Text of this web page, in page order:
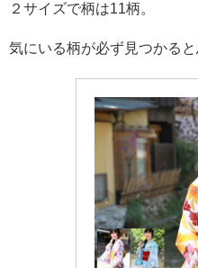
２サイズで柄は11柄。
気にいる柄が必ず見つかる